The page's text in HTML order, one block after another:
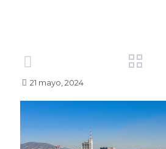
21 mayo, 2024